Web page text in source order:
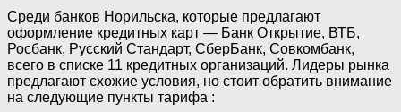
Среди банков Норильска, которые предлагают
оформление кредитных карт — Банк Открытие, ВТБ,
Росбанк, Русский Стандарт, СберБанк, Совкомбанк,
всего в списке 11 кредитных организаций. Лидеры рынка
предлагают схожие условия, но стоит обратить внимание
на следующие пункты тарифа :